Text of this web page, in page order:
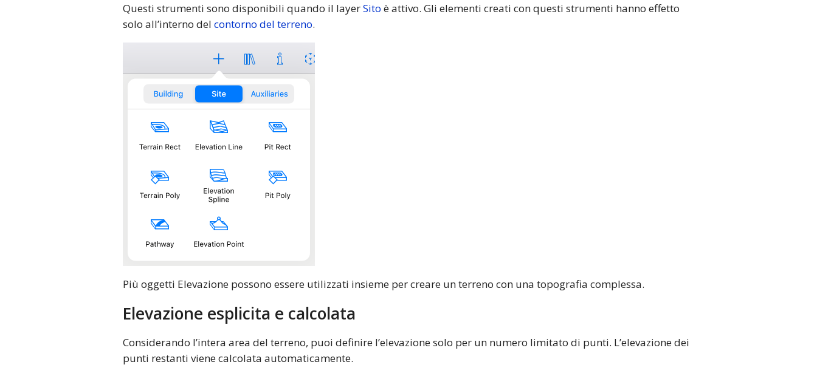
Questi strumenti sono disponibili quando il layerSito è attivo. Gli elementi creati con questi strumenti hanno effetto
solo all’interno del contorno del terreno.
Più oggetti Elevazione possono essere utilizzati insieme per creare un terreno con una topografia complessa.
Elevazione esplicita e calcolata
Considerando l’intera area del terreno, puoi definire l’elevazione solo per un numero limitato di punti. L’elevazione dei
punti restanti viene calcolata automaticamente.